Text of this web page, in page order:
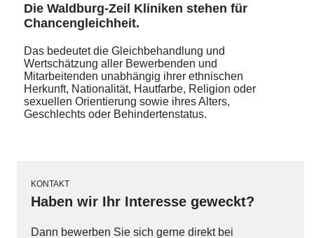
Die Waldburg-Zeil Kliniken stehen für
Chancengleichheit.
Das bedeutet die Gleichbehandlung und
Wertschätzung aller Bewerbenden und
Mitarbeitenden unabhängig ihrer ethnischen
Herkunft, Nationalität, Hautfarbe, Religion oder
sexuellen Orientierung sowie ihres Alters,
Geschlechts oder Behindertenstatus.
KONTAKT
Haben wir Ihr Interesse geweckt?
Dann bewerben Sie sich gerne direkt bei